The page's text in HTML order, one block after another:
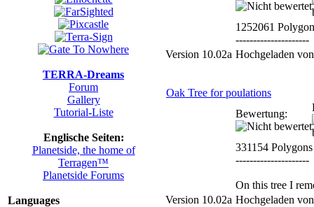
TERRA-Dreams
Forum
Gallery
Tutorial-Liste
Englische Seiten:
Planetside, the home of
Terragen™
Planetside Forums
Languages
1252061
---------------------
Version 10.02a Hochgeladen
Oak Tree for poulations
Bewertung:
331154 Polygons
---------------------
On this tree I
Version 10.02a Hochgeladen